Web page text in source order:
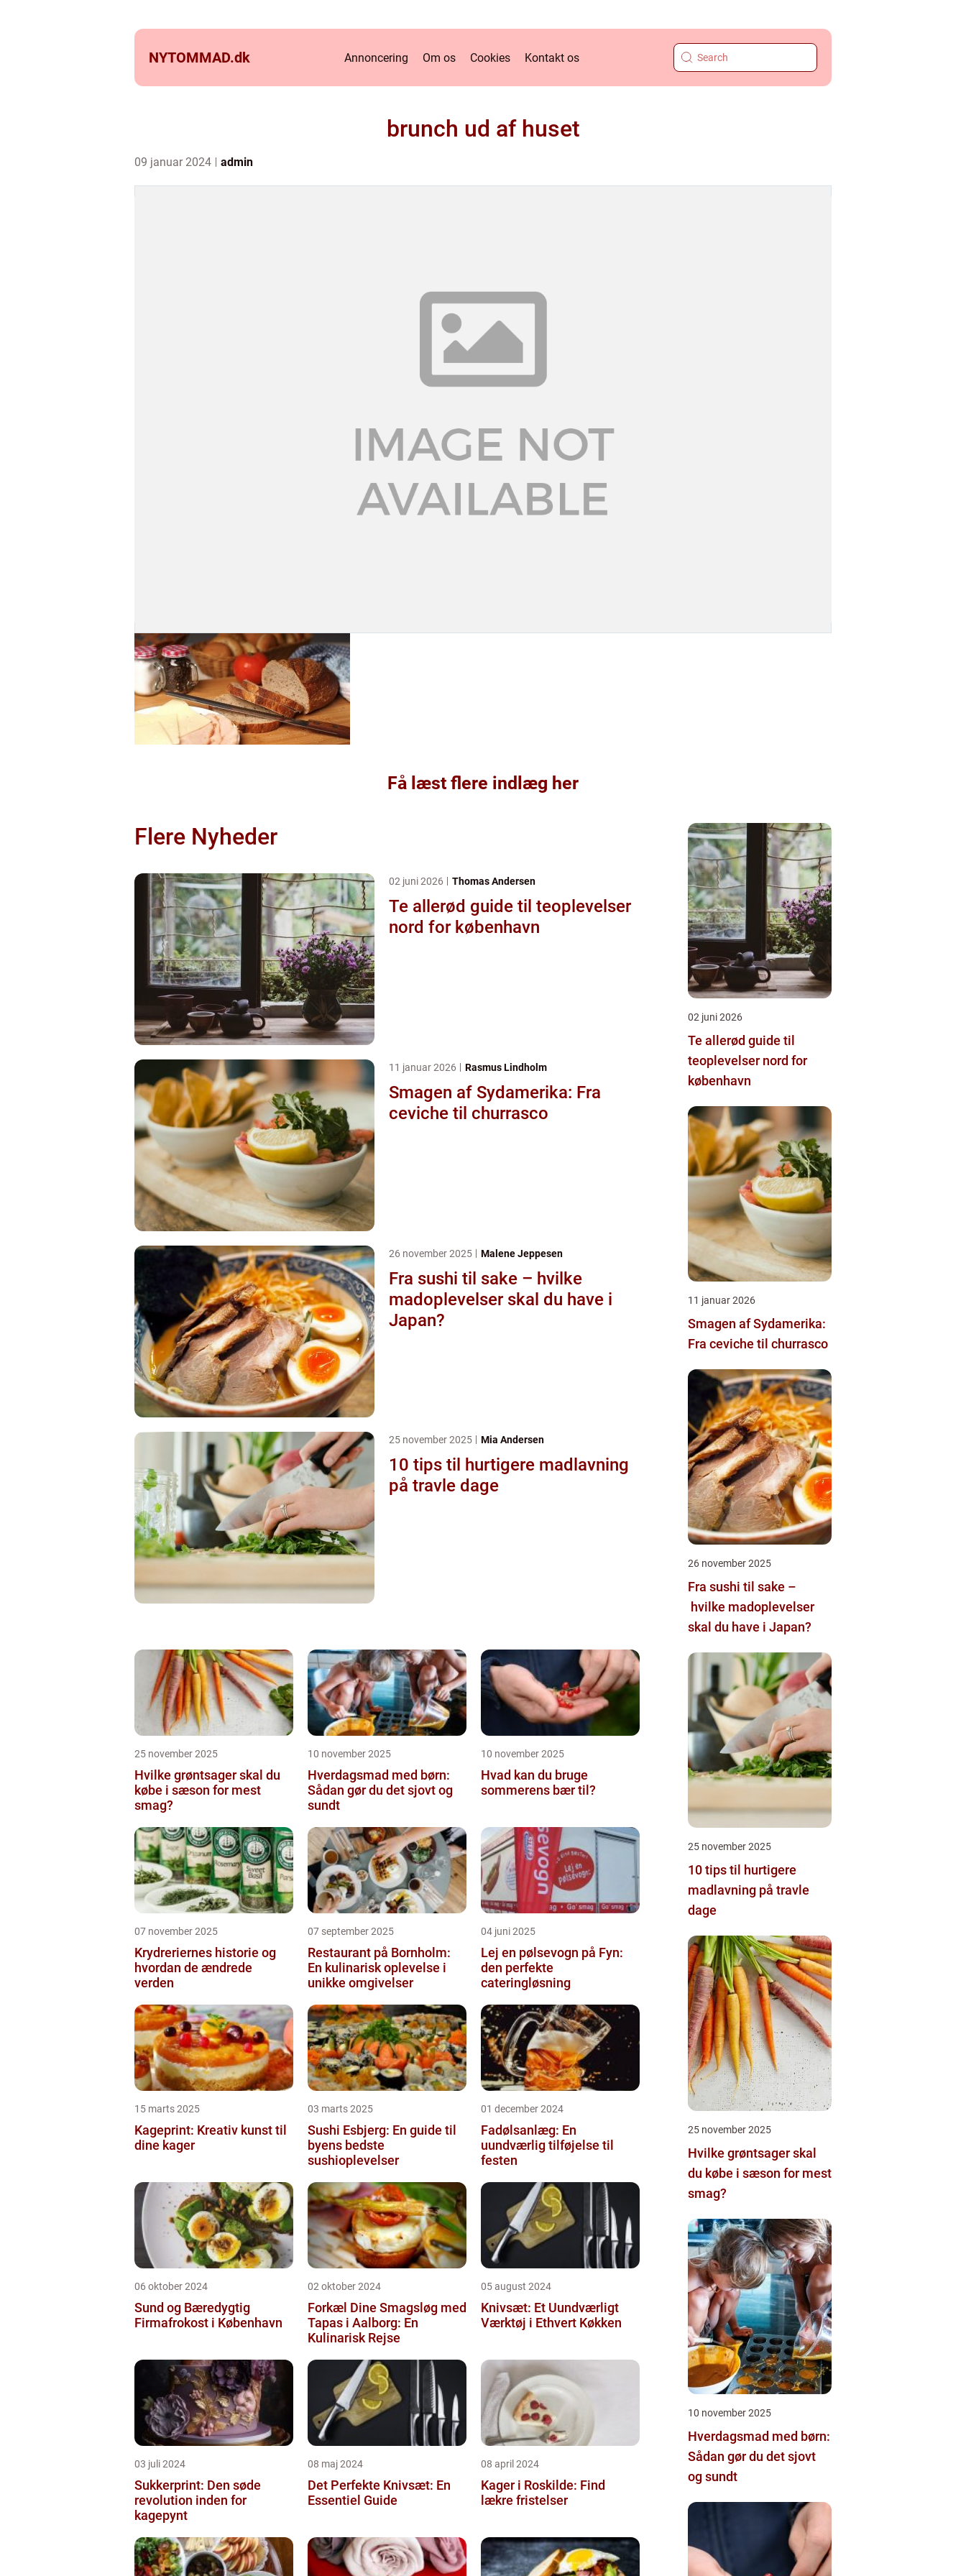
NYTOMMAD.dk Annoncering Om os Cookies Kontakt os
brunch ud af huset
09 januar 2024 admin
Få læst flere indlæg her
Flere Nyheder
02 juni 2026 Thomas Andersen
Te allerød guide til teoplevelser
nord for københavn
11 januar 2026 Rasmus Lindholm
Smagen af Sydamerika: Fra
ceviche til churrasco
26 november 2025 Malene Jeppesen
Fra sushi til sake – hvilke
madoplevelser skal du have i
Japan?
25 november 2025 Mia Andersen
10 tips til hurtigere madlavning
på travle dage
25 november 2025
Hvilke grøntsager skal du
købe i sæson for mest
smag?
10 november 2025
Hverdagsmad med børn:
Sådan gør du det sjovt og
sundt
10 november 2025
Hvad kan du bruge
sommerens bær til?
07 november 2025
Krydreriernes historie og
hvordan de ændrede
verden
07 september 2025
Restaurant på Bornholm:
En kulinarisk oplevelse i
unikke omgivelser
04 juni 2025
Lej en pølsevogn på Fyn:
den perfekte
cateringløsning
15 marts 2025
Kageprint: Kreativ kunst til
dine kager
03 marts 2025
Sushi Esbjerg: En guide til
byens bedste
sushioplevelser
01 december 2024
Fadølsanlæg: En
uundværlig tilføjelse til
festen
06 oktober 2024
Sund og Bæredygtig
Firmafrokost i København
02 oktober 2024
Forkæl Dine Smagsløg med
Tapas i Aalborg: En
Kulinarisk Rejse
05 august 2024
Knivsæt: Et Uundværligt
Værktøj i Ethvert Køkken
03 juli 2024
Sukkerprint: Den søde
revolution inden for
kagepynt
08 maj 2024
Det Perfekte Knivsæt: En
Essentiel Guide
08 april 2024
Kager i Roskilde: Find
lækre fristelser
02 juni 2026
Te allerød guide til
teoplevelser nord for
københavn
11 januar 2026
Smagen af Sydamerika:
Fra ceviche til churrasco
26 november 2025
Fra sushi til sake –
hvilke madoplevelser
skal du have i Japan?
25 november 2025
10 tips til hurtigere
madlavning på travle
dage
25 november 2025
Hvilke grøntsager skal
du købe i sæson for mest
smag?
10 november 2025
Hverdagsmad med børn:
Sådan gør du det sjovt
og sundt